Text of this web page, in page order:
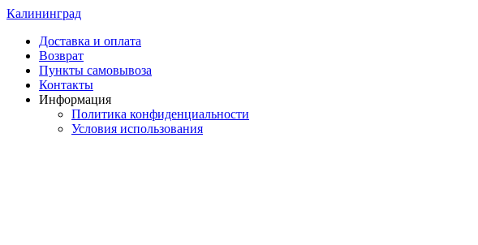
Калининград
Доставка и оплата
Возврат
Пункты самовывоза
Контакты
Информация
Политика конфиденциальности
Условия использования